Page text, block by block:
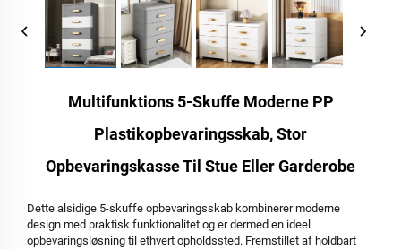
Multifunktions 5-Skuffe Moderne PP
Plastikopbevaringsskab, Stor
Opbevaringskasse Til Stue Eller Garderobe
Dette alsidige 5-skuffe opbevaringsskab kombinerer moderne
design med praktisk funktionalitet og er dermed en ideel
opbevaringsløsning til ethvert opholdssted. Fremstillet af holdbart